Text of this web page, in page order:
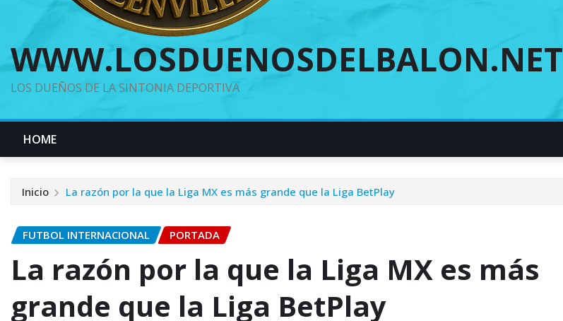
WWW.LOSDUENOSDELBALON.NET
LOS DUEÑOS DE LA SINTONIA DEPORTIVA
HOME
Inicio La razón por la que la Liga MX es más grande que la Liga BetPlay
FUTBOL INTERNACIONAL PORTADA
La razón por la que la Liga MX es más
grande que la Liga BetPlay